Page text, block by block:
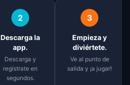
2
Descarga la
app.
Descarga y
regístrate en
segundos.
3
Empieza y
diviértete.
Ve al punto de
salida y ¡a jugar!